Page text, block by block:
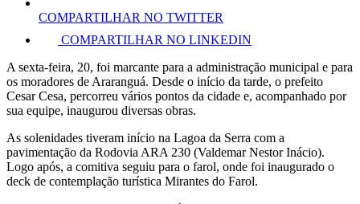
COMPARTILHAR NO TWITTER
COMPARTILHAR NO LINKEDIN
A sexta-feira, 20, foi marcante para a administração municipal e para
os moradores de Araranguá. Desde o início da tarde, o prefeito
Cesar Cesa, percorreu vários pontos da cidade e, acompanhado por
sua equipe, inaugurou diversas obras.
As solenidades tiveram início na Lagoa da Serra com a
pavimentação da Rodovia ARA 230 (Valdemar Nestor Inácio).
Logo após, a comitiva seguiu para o farol, onde foi inaugurado o
deck de contemplação turística Mirantes do Farol.